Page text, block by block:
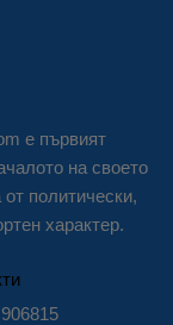
е първият
на своето
политически,
характер.